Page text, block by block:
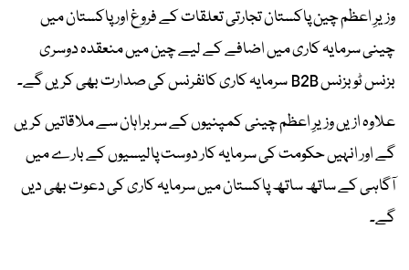
وزیرِ اعظم چین پاکستان تجارتی تعلقات کے فروغ اور پاکستان میں
چینی سرمایہ کاری میں اضافے کے لیے چین میں منعقدہ دوسری
بزنس ٹو بزنس B2B سرمایہ کاری کانفرنس کی صدارت بھی کریں گے۔
علاوہ ازیں وزیرِ اعظم چینی کمپنیوں کے سربراہان سے ملاقاتیں کریں
گے اور انہیں حکومت کی سرمایہ کار دوست پالیسیوں کے بارے میں
آگاہی کے ساتھ ساتھ پاکستان میں سرمایہ کاری کی دعوت بھی دیں
گے۔